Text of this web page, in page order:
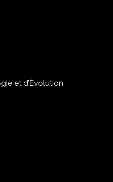
et d’Évolution